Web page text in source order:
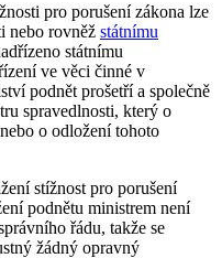
pro porušení zákona lze
nebo rovněž státnímu
státnímu
ve věci činné v
podnět prošetří a společně
spravedlnosti, který o
o odložení tohoto
stížnost pro porušení
podnětu ministrem není
řádu, takže se
žádný opravný